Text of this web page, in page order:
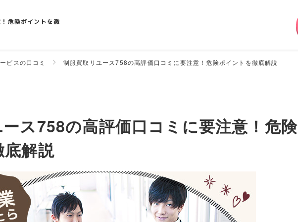
危険ポイントを徹
ビスの口コミ 制服買取リユース758の高評価口コミに要注意！危険ポイントを徹底解説
ス758の高評価口コミに要注意！危険
解説